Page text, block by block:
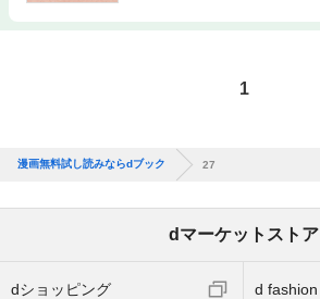
1
漫画無料試し読みならdブック 27
dマーケットストア
dショッピング d fashion